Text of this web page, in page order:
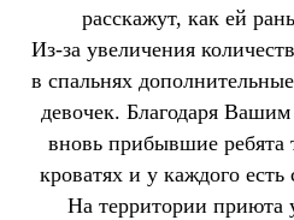
расскажут, как ей
Из-за увеличения
в спальнях
девочек. Благодаря
вновь прибывшие ребята
кроватях и у каждого
На территории приюта